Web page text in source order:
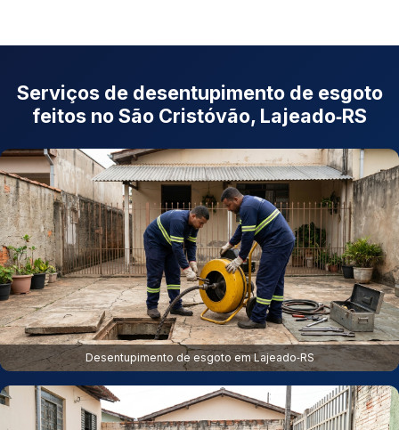
Serviços de desentupimento de esgoto
feitos no São Cristóvão, Lajeado‑RS
Desentupimento de esgoto em Lajeado‑RS